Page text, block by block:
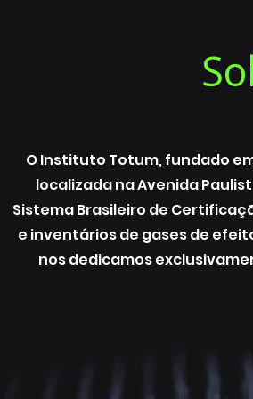
O Instituto Totum, fundado
localizada na Avenida
Sistema Brasileiro de
e inventários de gases de
nos dedicamos